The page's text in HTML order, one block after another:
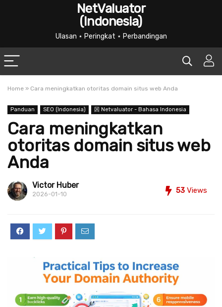
NetValuator
(Indonesia)
Ulasan ⋆ Peringkat ⋆ Perbandingan
Home » Cara meningkatkan otoritas domain situs web Anda
Panduan SEO (Indonesia) 龱 Netvaluator - Bahasa Indonesia
Cara meningkatkan
otoritas domain situs web
Anda
Victor Huber
2026-01-10 53 Views